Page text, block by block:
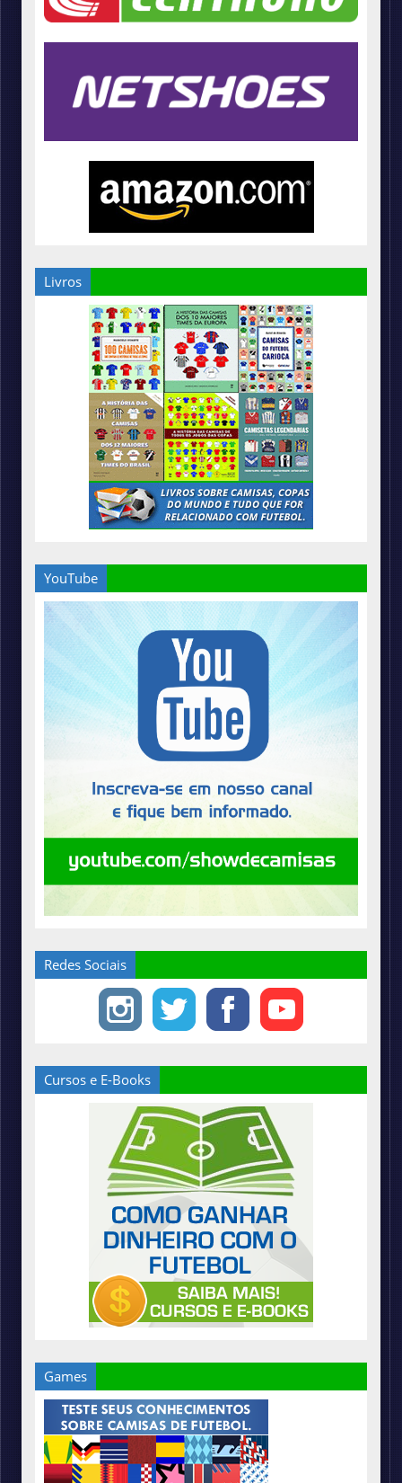
Livros
YouTube
Redes Sociais
Cursos e E-Books
Games